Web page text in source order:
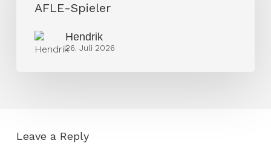
AFLE-
AFLE-Spieler
Hendrik
26. Juli 2026
Leave a Reply